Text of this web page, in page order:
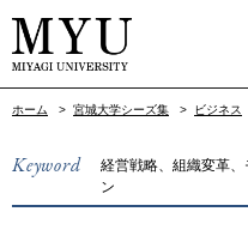
ホーム > 宮城大学シーズ集 > ビジネス
Keyword
経営戦略、組織変革
ン